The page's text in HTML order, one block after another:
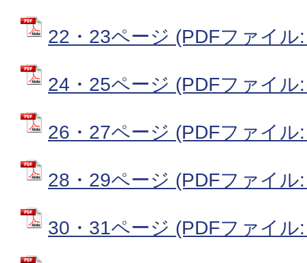
22・23ページ (PDFファイル
24・25ページ (PDFファイル
26・27ページ (PDFファイル
28・29ページ (PDFファイル
30・31ページ (PDFファイル